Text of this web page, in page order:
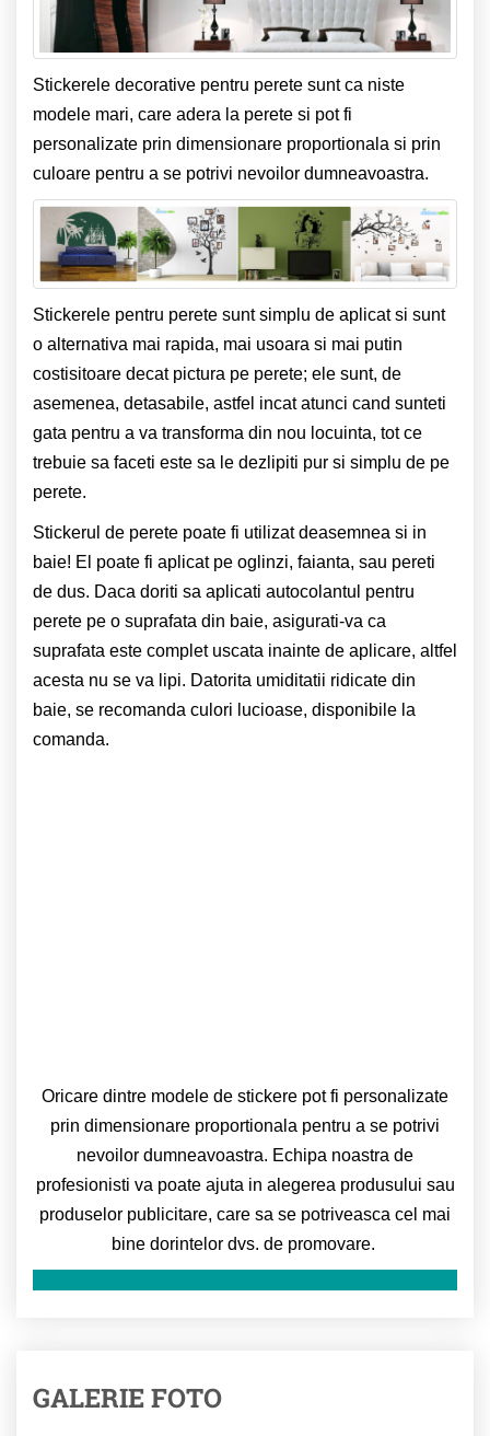
Stickerele decorative pentru perete sunt ca niste
modele mari, care adera la perete si pot fi
personalizate prin dimensionare proportionala si prin
culoare pentru a se potrivi nevoilor dumneavoastra.
Stickerele pentru perete sunt simplu de aplicat si sunt
o alternativa mai rapida, mai usoara si mai putin
costisitoare decat pictura pe perete; ele sunt, de
asemenea, detasabile, astfel incat atunci cand sunteti
gata pentru a va transforma din nou locuinta, tot ce
trebuie sa faceti este sa le dezlipiti pur si simplu de pe
perete.
Stickerul de perete poate fi utilizat deasemnea si in
baie! El poate fi aplicat pe oglinzi, faianta, sau pereti
de dus. Daca doriti sa aplicati autocolantul pentru
perete pe o suprafata din baie, asigurati-va ca
suprafata este complet uscata inainte de aplicare, altfel
acesta nu se va lipi. Datorita umiditatii ridicate din
baie, se recomanda culori lucioase, disponibile la
comanda.
Oricare dintre modele de stickere pot fi personalizate
prin dimensionare proportionala pentru a se potrivi
nevoilor dumneavoastra. Echipa noastra de
profesionisti va poate ajuta in alegerea produsului sau
produselor publicitare, care sa se potriveasca cel mai
bine dorintelor dvs. de promovare.
GALERIE FOTO